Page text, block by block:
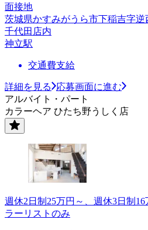
面接地
茨城県かすみがうら市下稲吉字逆
千代田店内
神立駅
交通費支給
詳細を見る
応募画面に進む
アルバイト・パート
カラーヘア ひたち野うしく店
週休2日制25万円～、週休3日制
ラーリストのみ